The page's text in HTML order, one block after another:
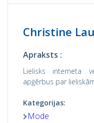
Christine
Apraksts :
Lielisks interneta
apģērbus par
Kategorijas:
Mode